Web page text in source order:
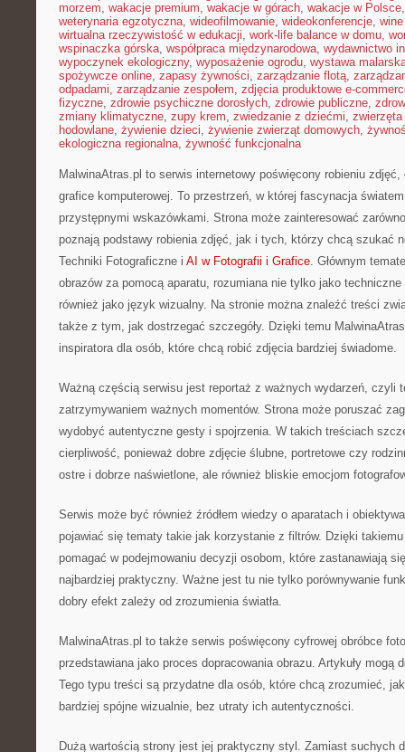
morzem, wakacje premium, wakacje w górach, wakacje w Polsce
weterynaria egzotyczna, wideofilmowanie, wideokonferencje,
wirtualna rzeczywistość w edukacji, work-life balance w domu,
wspinaczka górska, współpraca międzynarodowa, wydawnictwo
wypoczynek ekologiczny, wyposażenie ogrodu, wystawa
spożywcze online, zapasy żywności, zarządzanie flotą,
odpadami, zarządzanie zespołem, zdjęcia produktowe e-
fizyczne, zdrowie psychiczne dorosłych, zdrowie publiczne,
zmiany klimatyczne, zupy krem, zwiedzanie z dziećmi,
hodowlane, żywienie dzieci, żywienie zwierząt domowych,
ekologiczna regionalna, żywność funkcjonalna
MalwinaAtras.pl to serwis internetowy poświęcony robieniu
grafice komputerowej. To przestrzeń, w której fascynacja
przystępnymi wskazówkami. Strona może zainteresować
poznają podstawy robienia zdjęć, jak i tych, którzy chcą szukać
Techniki Fotograficzne i AI w Fotografii i Grafice. Głównym
obrazów za pomocą aparatu, rozumiana nie tylko jako
również jako język wizualny. Na stronie można znaleźć treści
także z tym, jak dostrzegać szczegóły. Dzięki temu
inspiratora dla osób, które chcą robić zdjęcia bardziej świadome.
Ważną częścią serwisu jest reportaż z ważnych wydarzeń, czyli
zatrzymywaniem ważnych momentów. Strona może poruszać
wydobyć autentyczne gesty i spojrzenia. W takich treściach
cierpliwość, ponieważ dobre zdjęcie ślubne, portretowe czy
ostre i dobrze naświetlone, ale również bliskie emocjom
Serwis może być również źródłem wiedzy o aparatach i
pojawiać się tematy takie jak korzystanie z filtrów. Dzięki
pomagać w podejmowaniu decyzji osobom, które zastanawiają
najbardziej praktyczny. Ważne jest tu nie tylko porównywanie
dobry efekt zależy od zrozumienia światła.
MalwinaAtras.pl to także serwis poświęcony cyfrowej obróbce
przedstawiana jako proces dopracowania obrazu. Artykuły mogą
Tego typu treści są przydatne dla osób, które chcą zrozumieć,
bardziej spójne wizualnie, bez utraty ich autentyczności.
Dużą wartością strony jest jej praktyczny styl. Zamiast suchych